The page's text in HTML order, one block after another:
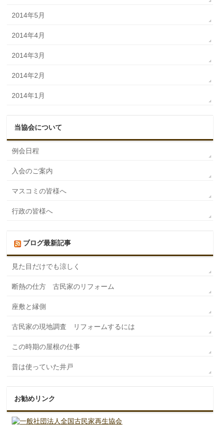
2014年5月
2014年4月
2014年3月
2014年2月
2014年1月
当協会について
例会日程
入会のご案内
マスコミの皆様へ
行政の皆様へ
ブログ最新記事
見た目だけでも涼しく
断熱の仕方 古民家のリフォーム
座敷と縁側
古民家の現地調査 リフォームするには
この時期の屋根の仕事
昔は使っていた井戸
お勧めリンク